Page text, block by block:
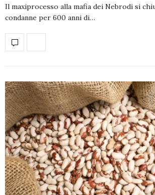
Il maxiprocesso alla mafia dei Nebrodi si
condanne per 600 anni di…